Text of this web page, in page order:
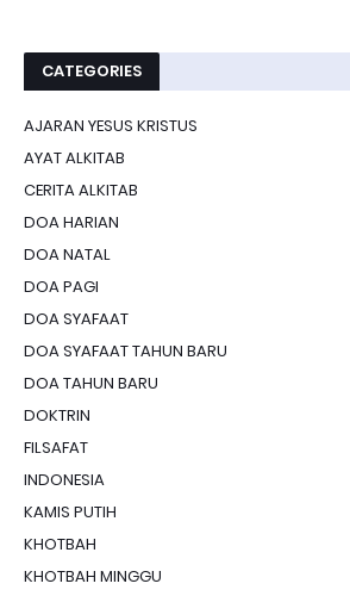
CATEGORIES
AJARAN YESUS KRISTUS
AYAT ALKITAB
CERITA ALKITAB
DOA HARIAN
DOA NATAL
DOA PAGI
DOA SYAFAAT
DOA SYAFAAT TAHUN BARU
DOA TAHUN BARU
DOKTRIN
FILSAFAT
INDONESIA
KAMIS PUTIH
KHOTBAH
KHOTBAH MINGGU